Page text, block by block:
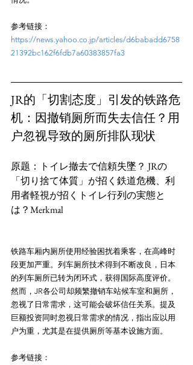
参考链接：
https://news.yahoo.co.jp/articles/d6babadd6758
21392bc162f6fdb7a60383857fa3
JR的「切割态度」引发的铁路危
机：因撤销厕所而失去信任？用
户忽视导致的厕所排队现状
原题：トイレ撤去で信頼失墜？ JRの
「切り捨て体質」が招く鉄道危機、利
用者軽視が招くトイレ行列の実態と
铁路车厢内厕所使用经验困扰着乘客，在高峰时
段更加严重。列车厕所技术得到不断改良，日本
的列车厕所已转为闭环式，获得国际高度评价。
然而，JR各公司却频繁撤销车站候车室和厕所，
忽视了日常需求，这可能会破坏信任关系。提及
巨额投资同时忽视日常需求的情况，指出应以用
参考链接：